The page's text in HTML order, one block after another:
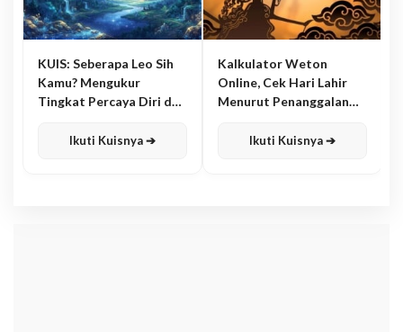
KUIS: Seberapa Leo Sih
Kamu? Mengukur
Tingkat Percaya Diri dan
Ikuti Kuisnya ➔
Kalkulator Weton
Online, Cek Hari Lahir
Menurut Penanggalan
Ikuti Kuisnya ➔